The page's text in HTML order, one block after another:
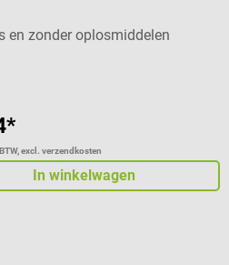
en zonder oplosmiddelen
excl. verzendkosten
In winkelwagen